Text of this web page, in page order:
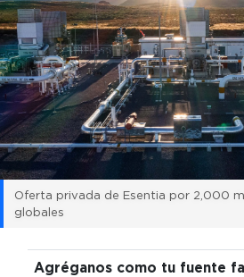
Oferta privada de Esentia por 2,000
globales
Agréganos como tu fuente